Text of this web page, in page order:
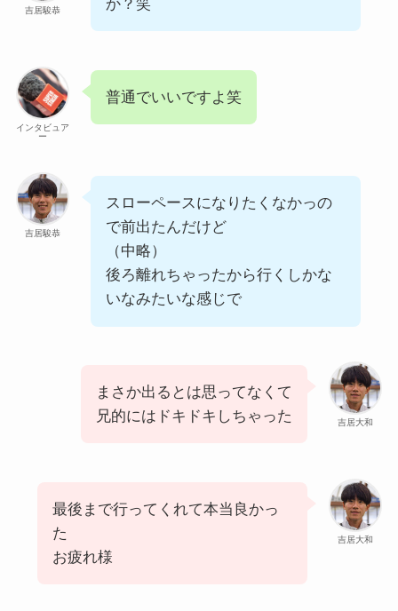
吉居駿恭 か？笑
インタビュア
ー
普通でいいですよ笑
吉居駿恭
スローペースになりたくなかっの
で前出たんだけど
（中略）
後ろ離れちゃったから行くしかな
いなみたいな感じで
吉居大和
まさか出るとは思ってなくて
兄的にはドキドキしちゃった
吉居大和
最後まで行ってくれて本当良かっ
た
お疲れ様